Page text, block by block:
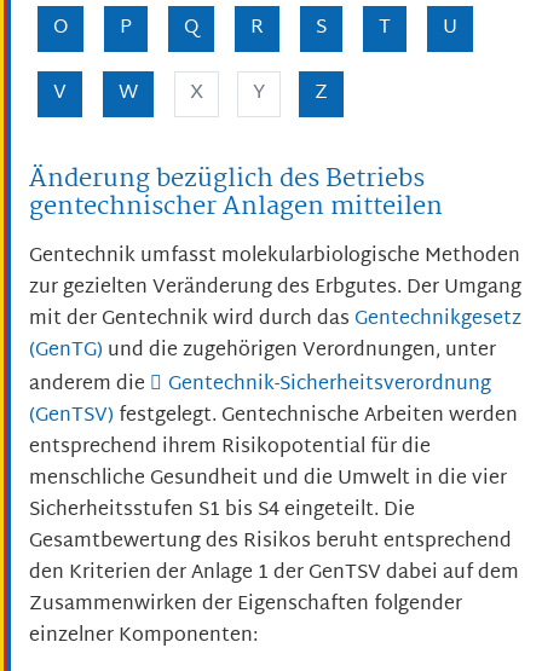
O
P Q R S T
U
V
W X Y Z
Änderung bezüglich des Betriebs
gentechnischer Anlagen mitteilen
Gentechnik umfasst molekularbiologische Methoden
zur gezielten Veränderung des Erbgutes. Der Umgang
mit der Gentechnik wird durch das Gentechnikgesetz
(GenTG) und die zugehörigen Verordnungen, unter
anderem die
Gentechnik-Sicherheitsverordnung
(GenTSV) festgelegt. Gentechnische Arbeiten werden
entsprechend ihrem Risikopotential für die
menschliche Gesundheit und die Umwelt in die vier
Sicherheitsstufen S1 bis S4 eingeteilt. Die
Gesamtbewertung des Risikos beruht entsprechend
den Kriterien der Anlage 1 der GenTSV dabei auf dem
Zusammenwirken der Eigenschaften folgender
einzelner Komponenten: